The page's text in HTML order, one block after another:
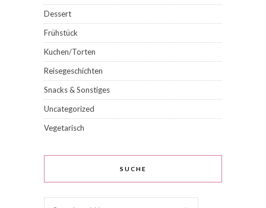
Dessert
Frühstück
Kuchen/Torten
Reisegeschichten
Snacks & Sonstiges
Uncategorized
Vegetarisch
SUCHE